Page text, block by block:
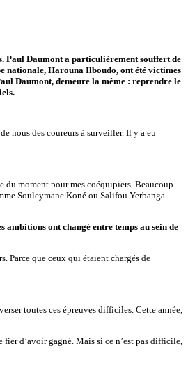
Paul Daumont a particulièrement souffert de
nationale, Harouna Ilboudo, ont été victimes
Daumont, demeure la même : reprendre le
nous des coureurs à surveiller. Il y a eu
du moment pour mes coéquipiers. Beaucoup
Souleymane Koné ou Salifou Yerbanga
ont changé entre temps au sein de
Parce que ceux qui étaient chargés de
toutes ces épreuves difficiles. Cette année,
d’avoir gagné. Mais si ce n’est pas difficile,